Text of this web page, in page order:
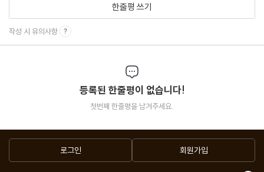
126 나는 과학동아 키즈 | 아나운서에게 과학이란
132 스쿨 리포트 A+ | ? 과학탐구실험 수행보고서
136 나의 미국 유학 일기 | 모두가 악동이 되는 날, 디치 데이
138 나의 일본 유학 일기 | 뜨거운 5월 축제날, 더 뜨거운 만두 장사
의 추억
140 나의 독일 유학 일기 | 노래방 마니아를 사로잡은 부엉이 축제
146 새책 | 더 위험한 과학책
한줄평 쓰기
작성 시 유의사항
등록된 한줄평이 없습니다!
첫번째 한줄평을 남겨주세요.
로그인 회원가입